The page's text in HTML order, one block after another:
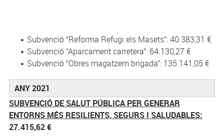
Subvenció “Reforma Refugi els Masets”: 40.383,31 €
Subvenció “Aparcament carretera”: 64.130,27 €
Subvenció “Obres magatzem brigada”: 135.141,05 €
ANY 2021
SUBVENCIÓ DE SALUT PÚBLICA PER GENERAR
ENTORNS MÉS RESILIENTS, SEGURS I SALUDABLES:
27.415,62 €